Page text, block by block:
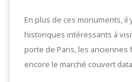
En plus de ces monuments, il
historiques intéressants à
porte de Paris, les
encore le marché couvert